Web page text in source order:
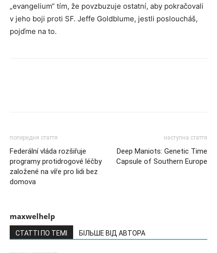
„evangelium“ tím, že povzbuzuje ostatní, aby pokračovali
v jeho boji proti SF. Jeffe Goldblume, jestli posloucháš,
pojďme na to.
попередня стаття
Federální vláda rozšiřuje
programy protidrogové léčby
založené na víře pro lidi bez
domova
наступна стаття
Deep Maniots: Genetic Time
Capsule of Southern Europe
maxwelhelp
СТАТТІ ПО ТЕМІ БІЛЬШЕ ВІД АВТОРА